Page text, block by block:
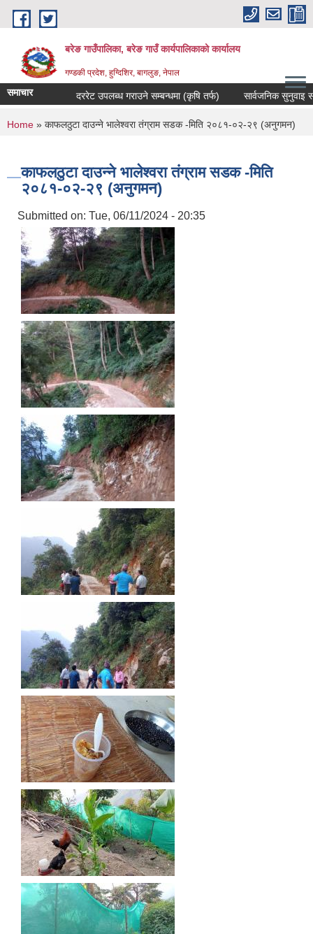
Skip to main content
बरेङ गाउँपालिका, बरेङ गाउँ कार्यपालिकाको कार्यालय
गण्डकी प्रदेश, हुग्दिशिर, बागलुङ, नेपाल
समाचार दररेट उपलब्ध गराउने सम्बन्धमा (कृषि तर्फ) सार्वजनिक सुनुवाइ
You are here
Home » काफलठुटा दाउन्ने भालेश्वरा तंग्राम सडक -मिति २०८१-०२-२९ (अनुगमन)
काफलठुटा दाउन्ने भालेश्वरा तंग्राम सडक -मिति
२०८१-०२-२९ (अनुगमन)
Submitted on: Tue, 06/11/2024 - 20:35